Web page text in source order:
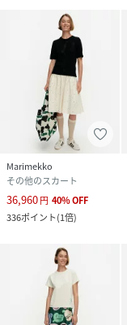
Marimekko
その他のスカート
36,960円 40%OFF
336ポイント(1倍)